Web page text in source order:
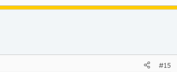
#15